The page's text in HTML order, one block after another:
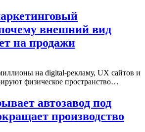
внешний вид
на продажи
на digital-рекламу, UX сайтов и
физическое пространство…
автозавод под
производство